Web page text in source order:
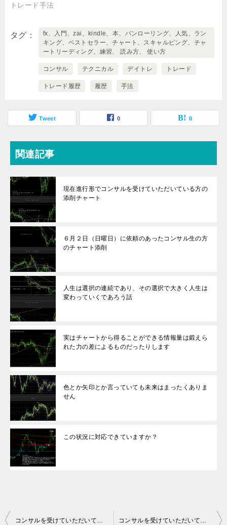
トレード手法
タグ
fx、入門、zai、kindle、本、パンローリング、人気、ラン
キング、ベストセラー、チャート、スキャルピング、チャ
ートリーディング、練習、 読み方、 使い方
コンサル テクニカル デイトレ トレード
トレード履歴 履歴 手法
Tweet 0 0
関連記事
現在進行形でコンサルを受けていただいている方の
添削チャート
６月２日（日曜日）に依頼のあったコンサル生の方
のチャート添削
人生は選択の連続であり、その選択で大きく人生は
変わっていくであろう話
実はチャートから得ることができる情報量は鍛えら
れた力の差によるものだったりします
色とか矢印とか言っていても未来はまったくありま
せん
この状況に対応できていますか？
投
コンサルを受けていただいている方の添削チャート コンサルを受けていただいている方の添削チャート（いつもとはまた異なる方の分ですよ）